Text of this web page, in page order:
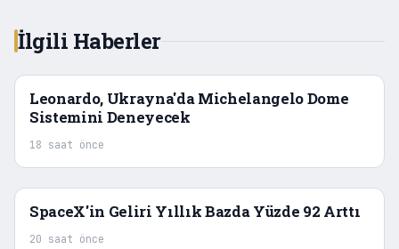
İlgili Haberler
Leonardo, Ukrayna'da Michelangelo Dome
Sistemini Deneyecek
18 saat önce
SpaceX'in Geliri Yıllık Bazda Yüzde 92 Arttı
20 saat önce